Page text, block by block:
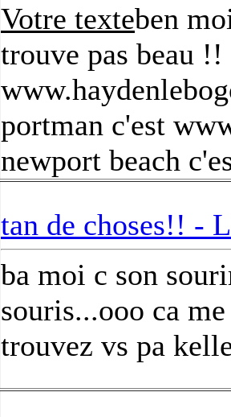
Votre texteben
trouve pas beau
portman c'est
newport beach
tan de choses!! -
ba moi c son
souris...ooo ca
trouvez vs pa